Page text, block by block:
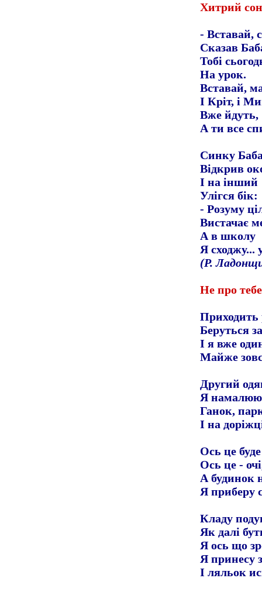
Хитрий
- Вставай,
Сказав
Тобі
На урок.
Вставай,
І Кріт, і
Вже йдуть,
А ти все
Синку
Відкрив
І на інший
Улігся бік:
- Розуму
Вистачає
А в школу
Я сходжу...
(Р.
Не про
Приходить
Беруться
І я вже
Майже
Другий
Я намалюю
Ганок,
І на
Ось це
Ось це -
А будинок
Я приберу
Кладу
Як далі
Я ось що
Я принесу
І ляльок